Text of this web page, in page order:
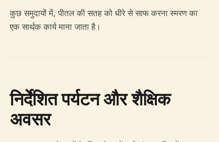
कुछ समुदायों में, पीतल की सतह को धीरे से साफ करना स्मरण का
एक सार्थक कार्य माना जाता है।
निर्देशित पर्यटन और शैक्षिक
अवसर